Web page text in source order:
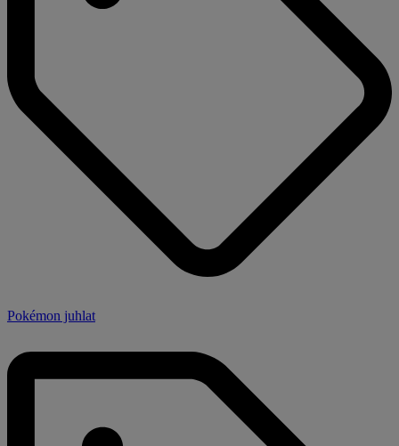
Pokémon juhlat